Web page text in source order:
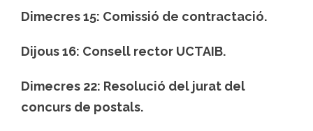
Dimecres 15: Comissió de contractació.
Dijous 16: Consell rector UCTAIB.
Dimecres 22: Resolució del jurat del
concurs de postals.